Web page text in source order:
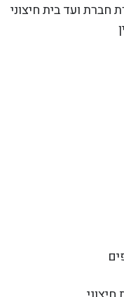
חברת ועד בית חיצוני